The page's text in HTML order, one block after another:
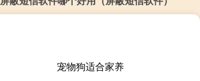
宠物狗适合家养